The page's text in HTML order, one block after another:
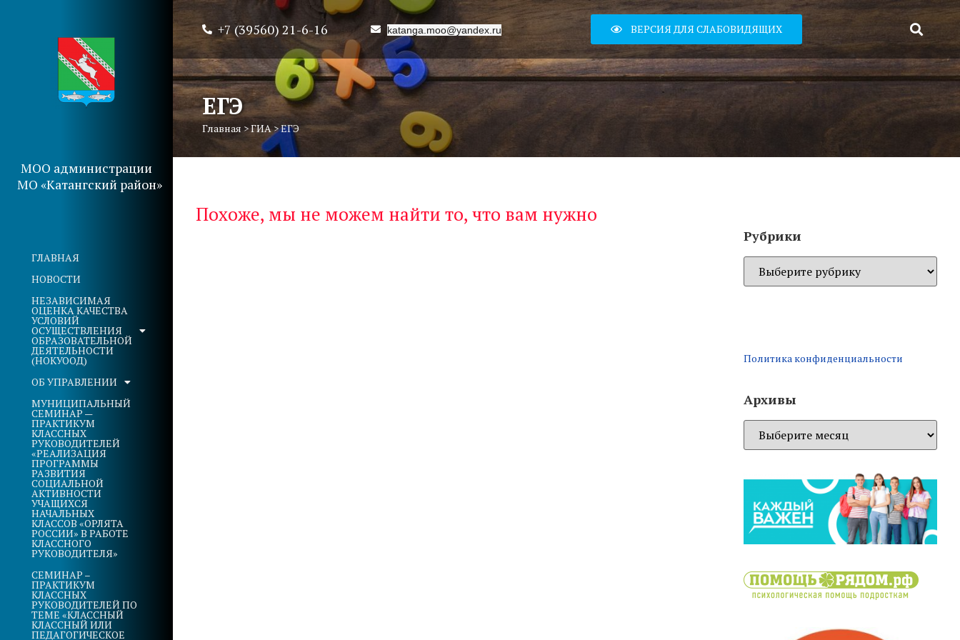
МОО администрации
МО «Катангский район»
ГЛАВНАЯ
НОВОСТИ
НЕЗАВИСИМАЯ
ОЦЕНКА КАЧЕСТВА
УСЛОВИЙ
ОСУЩЕСТВЛЕНИЯ
ОБРАЗОВАТЕЛЬНОЙ
ДЕЯТЕЛЬНОСТИ
(НОКУООД)
ОБ УПРАВЛЕНИИ
МУНИЦИПАЛЬНЫЙ
СЕМИНАР —
ПРАКТИКУМ
КЛАССНЫХ
РУКОВОДИТЕЛЕЙ
«РЕАЛИЗАЦИЯ
ПРОГРАММЫ
РАЗВИТИЯ
СОЦИАЛЬНОЙ
АКТИВНОСТИ
УЧАЩИХСЯ
НАЧАЛЬНЫХ
КЛАССОВ «ОРЛЯТА
РОССИИ» В РАБОТЕ
КЛАССНОГО
РУКОВОДИТЕЛЯ»
СЕМИНАР –
ПРАКТИКУМ
КЛАССНЫХ
РУКОВОДИТЕЛЕЙ ПО
ТЕМЕ «КЛАССНЫЙ
КЛАССНЫЙ ИЛИ
ПЕДАГОГИЧЕСКОЕ
+7 (39560) 21-6-16 katanga.moo@yandex.ru ВЕРСИЯ ДЛЯ СЛАБОВИДЯЩИХ
ЕГЭ
Главная >ГИА>ЕГЭ
Похоже, мы не можем найти то, что вам нужно
Рубрики
Политика конфиденциальности
Архивы